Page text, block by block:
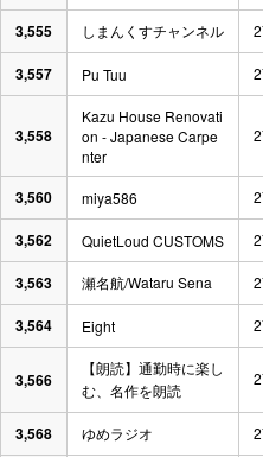
3,555 しまんくすチャンネル
3,557 Pu Tuu
3,558
Kazu House Renovati
on - Japanese Carpe
nter
3,560 miya586
3,562 QuietLoud CUSTOMS
3,563 瀬名航/Wataru Sena
3,564 Eight
3,566
【朗読】通勤時に楽し
む、名作を朗読
3,568 ゆめラジオ